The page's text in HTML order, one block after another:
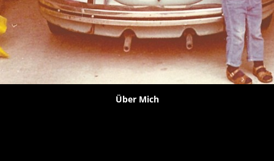
Über Mich